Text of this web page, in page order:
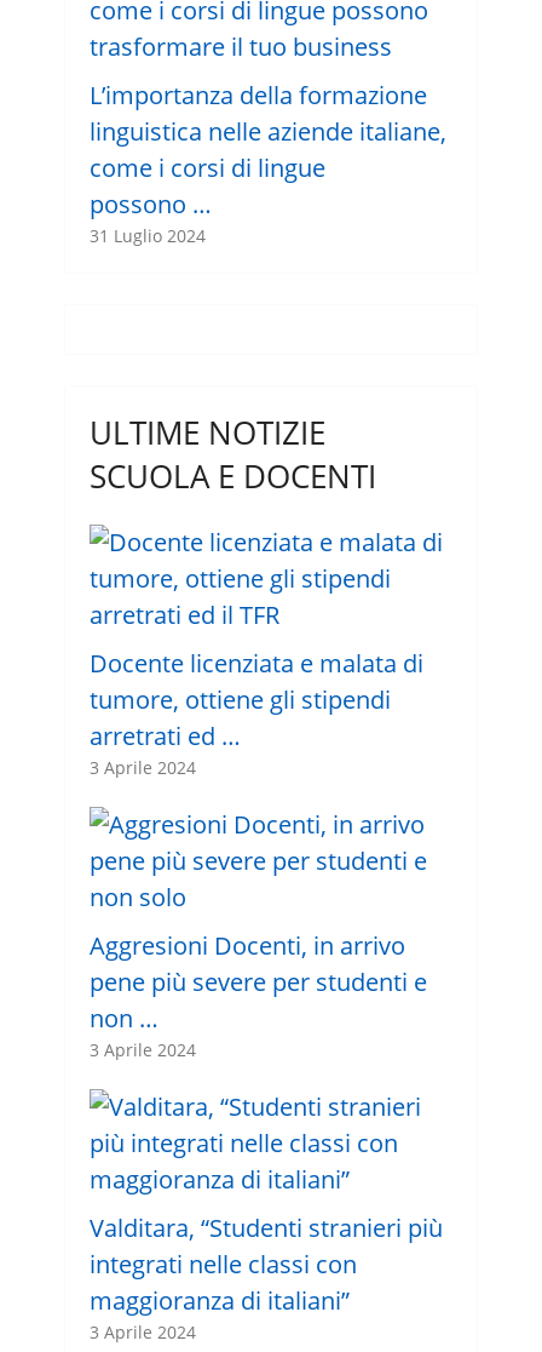
L’importanza della formazione
linguistica nelle aziende italiane,
come i corsi di lingue
possono …
31 Luglio 2024
ULTIME NOTIZIE
SCUOLA E DOCENTI
Docente licenziata e malata di
tumore, ottiene gli stipendi
arretrati ed …
3 Aprile 2024
Aggresioni Docenti, in arrivo
pene più severe per studenti e
non …
3 Aprile 2024
Valditara, “Studenti stranieri più
integrati nelle classi con
maggioranza di italiani”
3 Aprile 2024